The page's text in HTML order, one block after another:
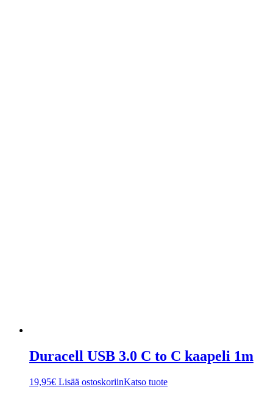
Duracell USB 3.0 C to C kaapeli 1m
19,95€ Lisää ostoskoriinKatso tuote